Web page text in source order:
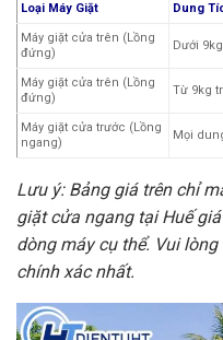
Loại Máy Giặt Dung
Máy giặt cửa trên (Lồng
đứng)
Dưới 9kg
Máy giặt cửa trên (Lồng
đứng)
Từ 9kg
Máy giặt cửa trước (Lồng
ngang)
Mọi
Lưu ý: Bảng giá trên chỉ
giặt cửa ngang tại Huế
dòng máy cụ thể. Vui
chính xác nhất.